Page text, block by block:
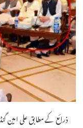
ذرائع کے مطابق علی امین